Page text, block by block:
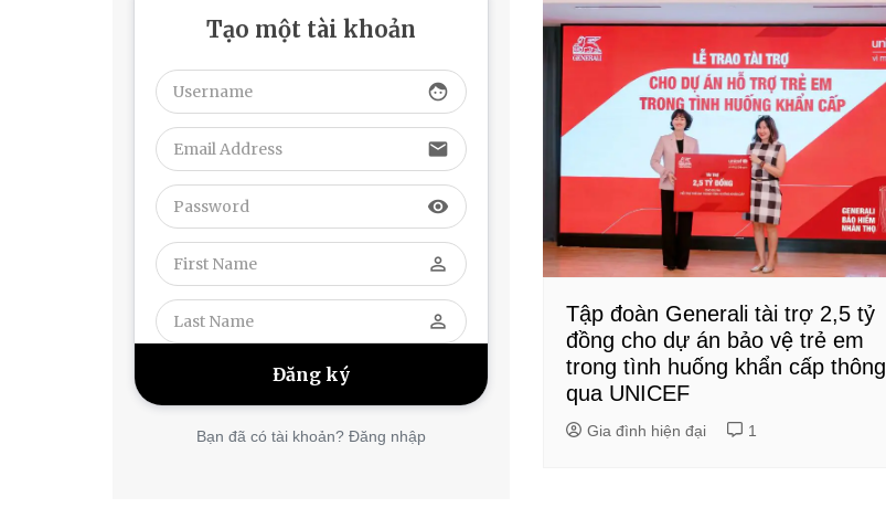
Tập đoàn Generali tài trợ 2,5 tỷ
đồng cho dự án bảo vệ trẻ em
trong tình huống khẩn cấp thông
qua UNICEF
Gia đình hiện đại 1
Tạo một tài khoản
face
email
visibility
perm_identity
perm_identity
Bạn đã có tài khoản? Đăng nhập